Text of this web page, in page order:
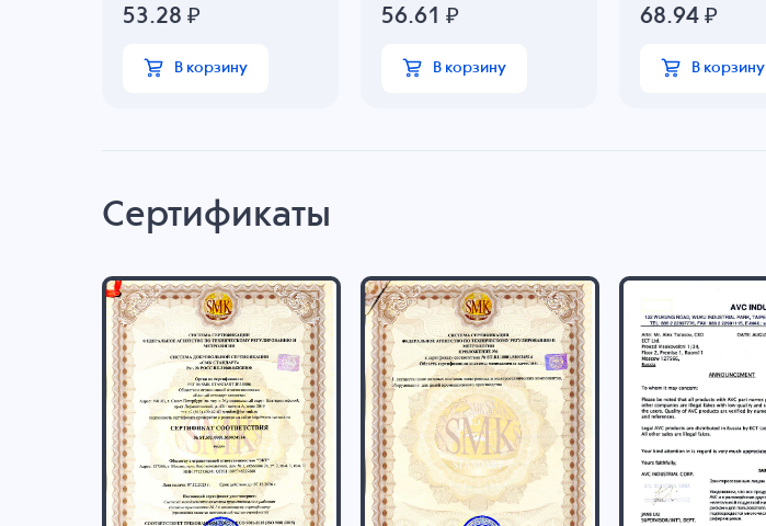
53.28 ₽
В корзину
56.61 ₽
В корзину
68.94₽
В корзину
Сертификаты